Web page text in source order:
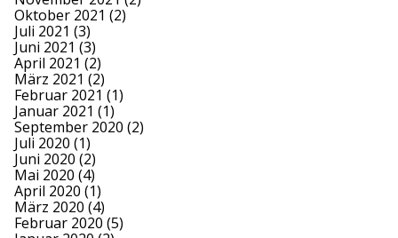
Oktober 2021 (2)
Juli 2021 (3)
Juni 2021 (3)
April 2021 (2)
März 2021 (2)
Februar 2021 (1)
Januar 2021 (1)
September 2020 (2)
Juli 2020 (1)
Juni 2020 (2)
Mai 2020 (4)
April 2020 (1)
März 2020 (4)
Februar 2020 (5)